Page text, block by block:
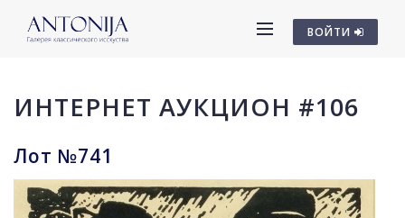
ВОЙТИ
ИНТЕРНЕТ АУКЦИОН #106
Лот №741